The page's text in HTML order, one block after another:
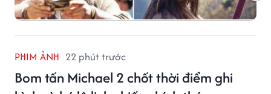
PHIM ẢNH 22 phút trước
Bom tấn Michael 2 chốt thời điểm ghi